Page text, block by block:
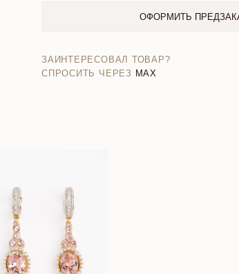
ОФОРМИТЬ
ЗАИНТЕРЕСОВАЛ ТОВАР?
СПРОСИТЬ ЧЕРЕЗ MAX